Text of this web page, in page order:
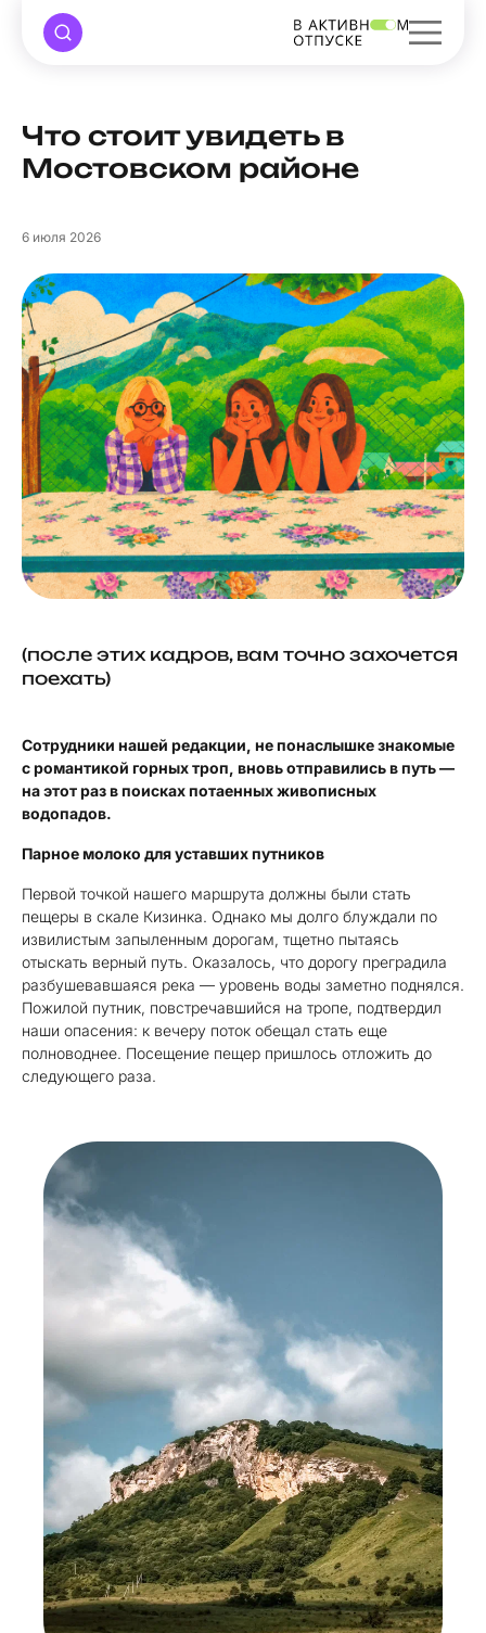
Что стоит увидеть в
Мостовском районе
6 июля 2026
(после этих кадров, вам точно захочется
поехать)
Сотрудники нашей редакции, не понаслышке знакомые
с романтикой горных троп, вновь отправились в путь —
на этот раз в поисках потаенных живописных
водопадов.
Парное молоко для уставших путников
Первой точкой нашего маршрута должны были стать
пещеры в скале Кизинка. Однако мы долго блуждали по
извилистым запыленным дорогам, тщетно пытаясь
отыскать верный путь. Оказалось, что дорогу преградила
разбушевавшаяся река — уровень воды заметно поднялся.
Пожилой путник, повстречавшийся на тропе, подтвердил
наши опасения: к вечеру поток обещал стать еще
полноводнее. Посещение пещер пришлось отложить до
следующего раза.